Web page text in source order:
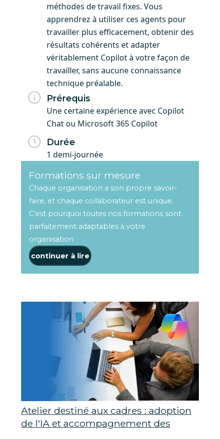
méthodes de travail fixes. Vous
apprendrez à utiliser ces agents pour
travailler plus efficacement, obtenir des
résultats cohérents et adapter
véritablement Copilot à votre façon de
travailler, sans aucune connaissance
technique préalable.
Prérequis
Une certaine expérience avec Copilot
Chat ou Microsoft 365 Copilot
Durée
1 demi-journée
Formations sur mesure
Chaque organisation a son propre savoir-
faire, et chaque collaborateur est unique.
C'est pourquoi toutes nos formations sont
parfaitement adaptables à votre
organisation
continuer à lire
Atelier destiné aux cadres : adoption
de l'IA et accompagnement des